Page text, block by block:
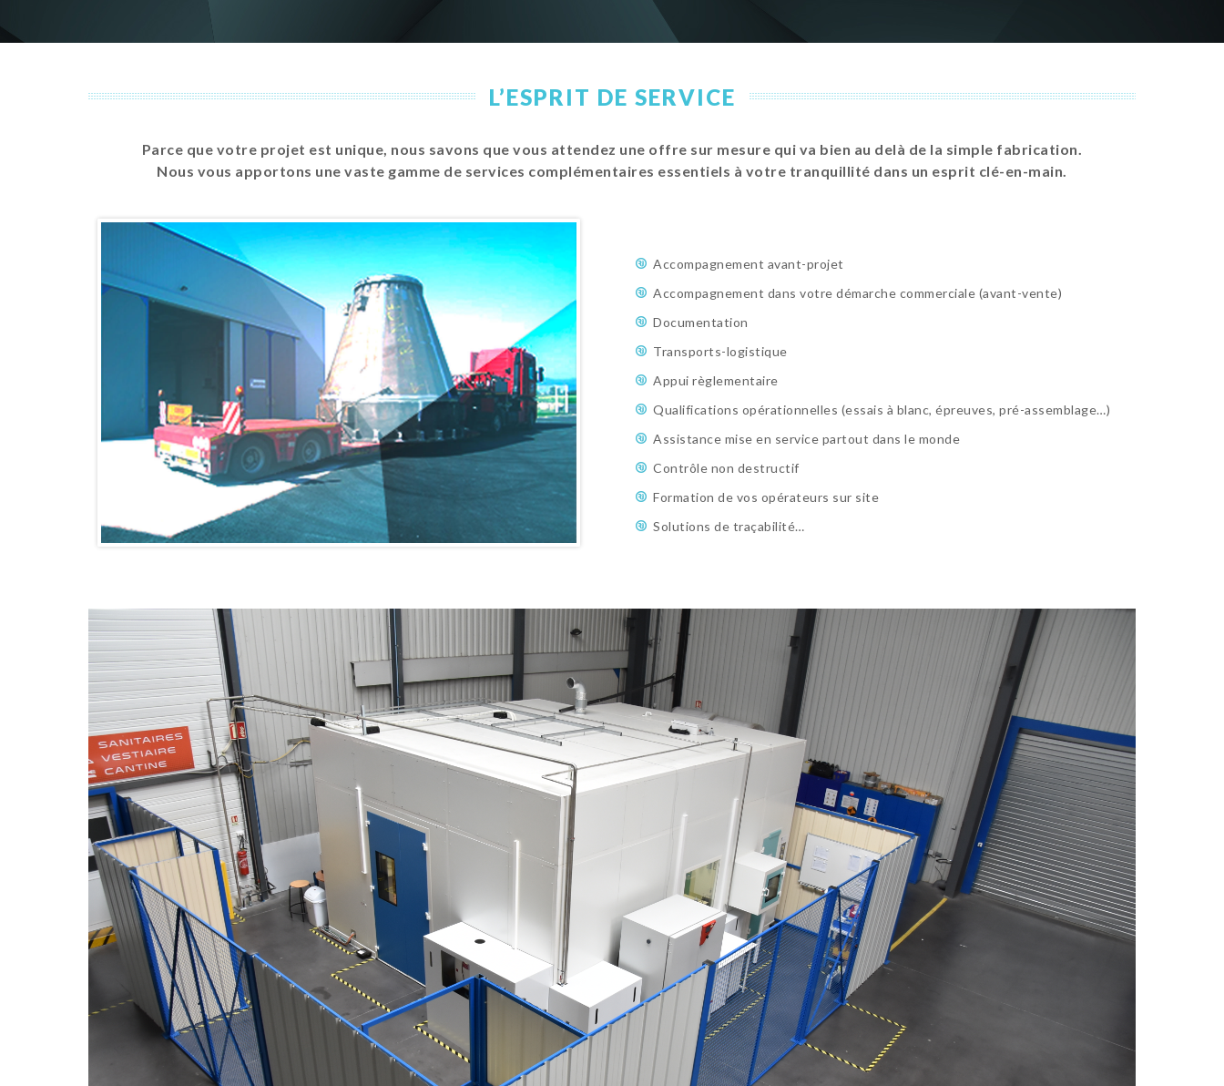
L’ESPRIT DE SERVICE
Parce que votre projet est unique, nous savons que vous attendez une offre sur mesure qui va bien au delà de la simple fabrication.
Nous vous apportons une vaste gamme de services complémentaires essentiels à votre tranquillité dans un esprit clé-en-main.
Accompagnement avant-projet
Accompagnement dans votre démarche commerciale (avant-vente)
Documentation
Transports-logistique
Appui règlementaire
Qualifications opérationnelles (essais à blanc, épreuves, pré-assemblage…)
Assistance mise en service partout dans le monde
Contrôle non destructif
Formation de vos opérateurs sur site
Solutions de traçabilité…